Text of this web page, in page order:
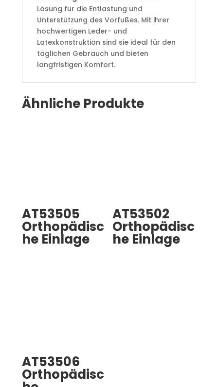
Lösung für die Entlastung und
Unterstützung des Vorfußes. Mit ihrer
hochwertigen Leder- und
Latexkonstruktion sind sie ideal für den
täglichen Gebrauch und bieten
langfristigen Komfort.
Ähnliche Produkte
AT53505
Orthopädisc
he Einlage
AT53502
Orthopädisc
he Einlage
AT53506
Orthopädisc